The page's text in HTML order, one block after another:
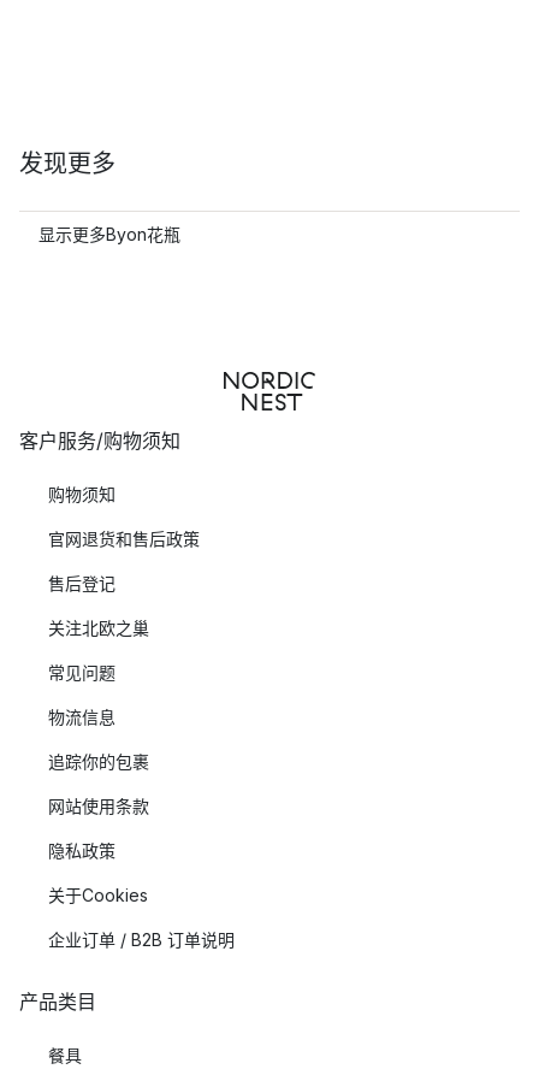
发现更多
显示更多Byon花瓶
客户服务/购物须知
购物须知
官网退货和售后政策
售后登记
关注北欧之巢
常见问题
物流信息
追踪你的包裹
网站使用条款
隐私政策
关于Cookies
企业订单 / B2B 订单说明
产品类目
餐具